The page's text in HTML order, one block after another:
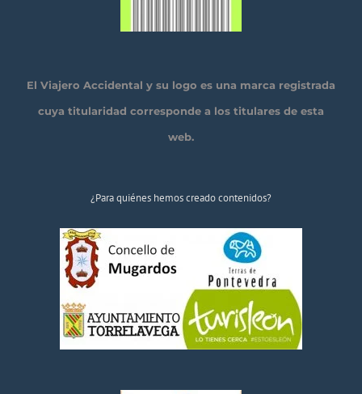
El Viajero Accidental y su logo es una marca registrada
cuya titularidad corresponde a los titulares de esta
web.
¿Para quiénes hemos creado contenidos?